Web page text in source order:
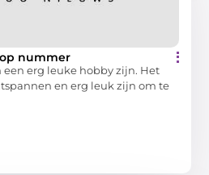
nummer
erg leuke hobby zijn. Het
en erg leuk zijn om te